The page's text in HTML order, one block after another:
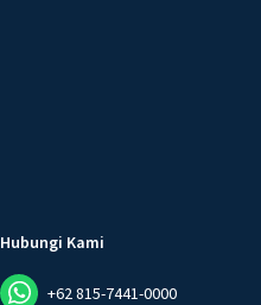
Hubungi Kami
+62 815-7441-0000